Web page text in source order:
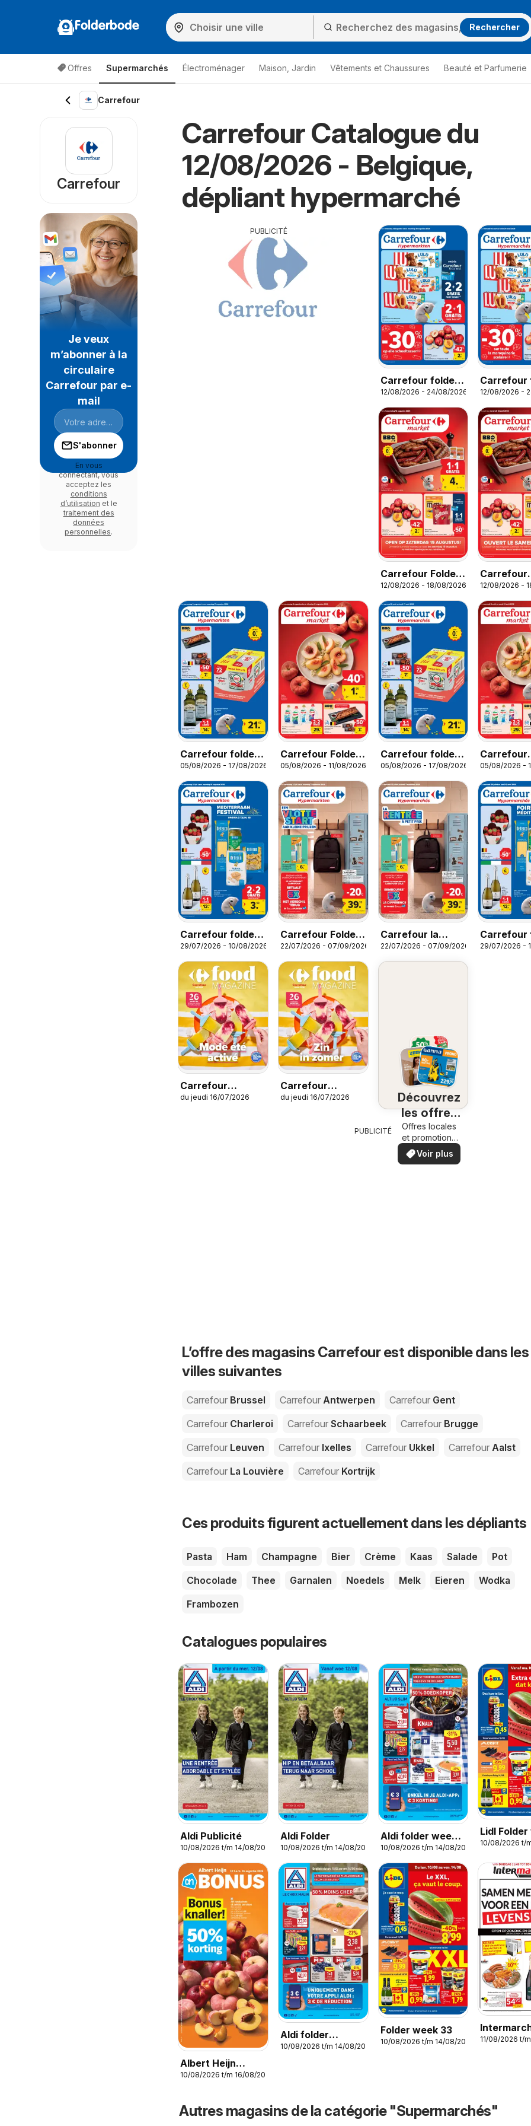
Folderbode Rechercher
Offres Supermarchés Électroménager Maison, Jardin Vêtements et Chaussures Beauté et Parfumerie
Carrefour
Carrefour Catalogue du
12/08/2026 - Belgique,
dépliant hypermarché
PUBLICITÉ
Carrefour folder
week 33
12/08/2026 - 24/08/2026
Carrefour
semaine
12/08/2026 -
Carrefour Folder
Market
12/08/2026 - 18/08/2026
Carrefour
Publicité
12/08/2026 -
Carrefour folder
week 32
05/08/2026 - 17/08/2026
Carrefour Folder
Market
05/08/2026 - 11/08/2026
Carrefour folder
semaine 32
05/08/2026 - 17/08/2026
Carrefour
Publicité
05/08/2026 -
Carrefour folder
week 31
29/07/2026 - 10/08/2026
Carrefour Folder
Vlotte Start
22/07/2026 - 07/09/2026
Carrefour la
Rentrée
22/07/2026 - 07/09/2026
Carrefour
semaine
29/07/2026 -
Carrefour
Magazine Été
du jeudi 16/07/2026
Carrefour
Magazine Zomer
du jeudi 16/07/2026
Découvrez
les offres
à
proximité
Offres locales
et promotions
spéciales.
Voir plus
PUBLICITÉ
L’offre des magasins Carrefour est disponible dans les
villes suivantes
Carrefour Brussel Carrefour Antwerpen Carrefour Gent
Carrefour Charleroi Carrefour Schaarbeek Carrefour Brugge
Carrefour Leuven Carrefour Ixelles Carrefour Ukkel Carrefour Aalst
Carrefour La Louvière Carrefour Kortrijk
Ces produits figurent actuellement dans les dépliants
Pasta Ham Champagne Bier Crème Kaas Salade
Pot
Chocolade
Thee Garnalen Noedels Melk Eieren
Wodka
Frambozen
Catalogues populaires
Aldi Publicité
10/08/2026 t/m 14/08/2026
Aldi Folder
10/08/2026 t/m 14/08/2026
Aldi folder week
33
10/08/2026 t/m 14/08/2026
Lidl
33
10/08/2026 t/
Albert Heijn
Folder week / de
10/08/2026 t/m 16/08/2026
Aldi folder
semaine 33
10/08/2026 t/m 14/08/2026
Folder week 33
10/08/2026 t/m 14/08/2026
folder
11/08/2026 t/
Autres magasins de la catégorie "Supermarchés"
Carrefour
Je veux
m’abonner à la
circulaire
Carrefour par e-
mail
S'abonner
En vous
connectant, vous
acceptez les
conditions
d’utilisation et le
traitement des
données
personnelles.